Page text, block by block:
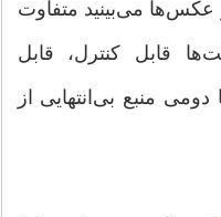
عکس‌ها می‌بینید متفاوت
قابل کنترل، قابل
منبع بی‌انتهایی از